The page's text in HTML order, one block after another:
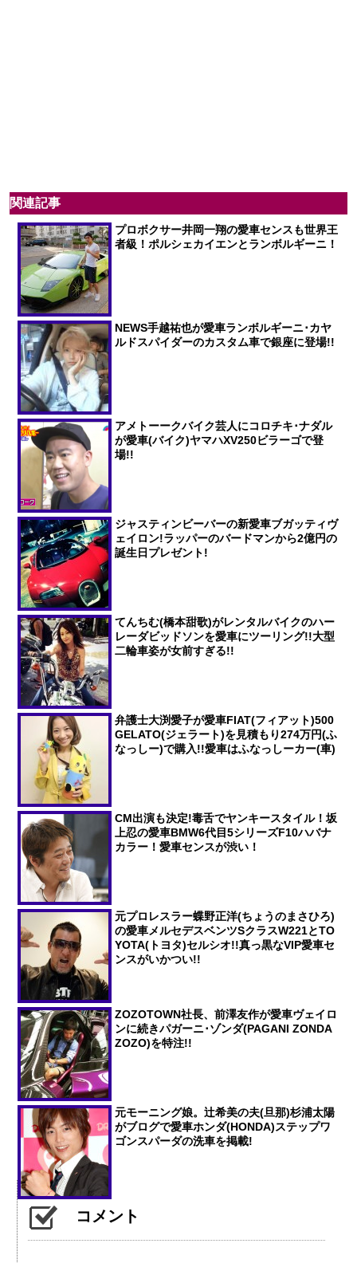
関連記事
プロボクサー井岡一翔の愛車センスも世界王
者級！ポルシェカイエンとランボルギーニ！
NEWS手越祐也が愛車ランボルギーニ･カヤ
ルドスパイダーのカスタム車で銀座に登場!!
アメトーークバイク芸人にコロチキ･ナダル
が愛車(バイク)ヤマハXV250ビラーゴで登
場!!
ジャスティンビーバーの新愛車ブガッティヴ
ェイロン!ラッパーのバードマンから2億円の
誕生日プレゼント!
てんちむ(橋本甜歌)がレンタルバイクのハー
レーダビッドソンを愛車にツーリング!!大型
二輪車姿が女前すぎる!!
弁護士大渕愛子が愛車FIAT(フィアット)500
GELATO(ジェラート)を見積もり274万円(ふ
なっしー)で購入!!愛車はふなっしーカー(車)
CM出演も決定!毒舌でヤンキースタイル！坂
上忍の愛車BMW6代目5シリーズF10ハバナ
カラー！愛車センスが渋い！
元プロレスラー蝶野正洋(ちょうのまさひろ)
の愛車メルセデスベンツSクラスW221とTO
YOTA(トヨタ)セルシオ!!真っ黒なVIP愛車セ
ンスがいかつい!!
ZOZOTOWN社長、前澤友作が愛車ヴェイロ
ンに続きパガーニ･ゾンダ(PAGANI ZONDA
ZOZO)を特注!!
元モーニング娘。辻希美の夫(旦那)杉浦太陽
がブログで愛車ホンダ(HONDA)ステップワ
ゴンスパーダの洗車を掲載!
コメント